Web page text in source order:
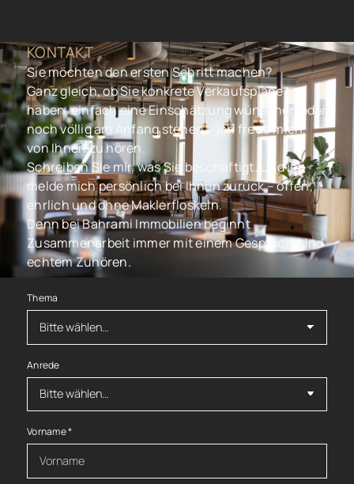
KONTAKT
Sie möchten den ersten Schritt machen?
Ganz gleich, ob Sie konkrete Verkaufspläne
haben, einfach eine Einschätzung wünschen oder
noch völlig am Anfang stehen – ich freue mich,
von Ihnen zu hören.
Schreiben Sie mir, was Sie beschäftigt. Und ich
melde mich persönlich bei Ihnen zurück – offen,
ehrlich und ohne Maklerfloskeln.
Denn bei Bahrami Immobilien beginnt
Zusammenarbeit immer mit einem Gespräch. Und
echtem Zuhören.
Thema
Anrede
Vorname*